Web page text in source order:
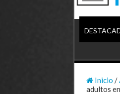
Inicio /
adultos